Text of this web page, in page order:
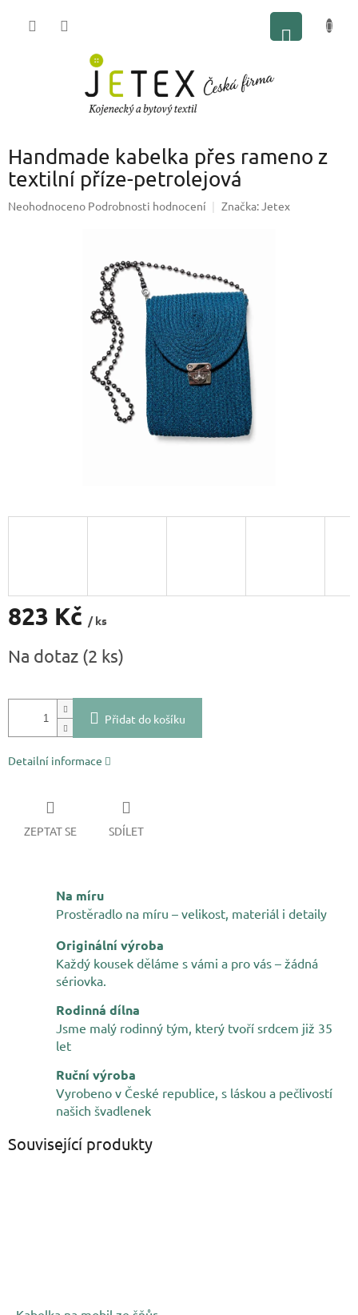
Handmade kabelka přes rameno z
textilní příze-petrolejová
Průměrné
Neohodnoceno Podrobnosti hodnocení Značka:Jetex
823 Kč / ks
cena:
Na dotaz (2 ks)
Přidat do košíku
Detailní informace
ZEPTAT SE SDÍLET
Na míru
Prostěradlo na míru – velikost, materiál i detaily
Originální výroba
Každý kousek děláme s vámi a pro vás – žádná
sériovka.
Rodinná dílna
Jsme malý rodinný tým, který tvoří srdcem již 35
let
Ruční výroba
Vyrobeno v České republice, s láskou a pečlivostí
našich švadlenek
Související produkty